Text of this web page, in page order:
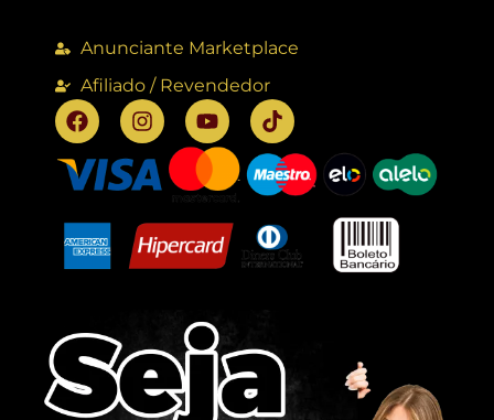
Anunciante Marketplace
Afiliado / Revendedor